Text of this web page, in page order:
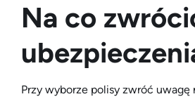
Na co
Przy wyborze polisy zwróć uwagę